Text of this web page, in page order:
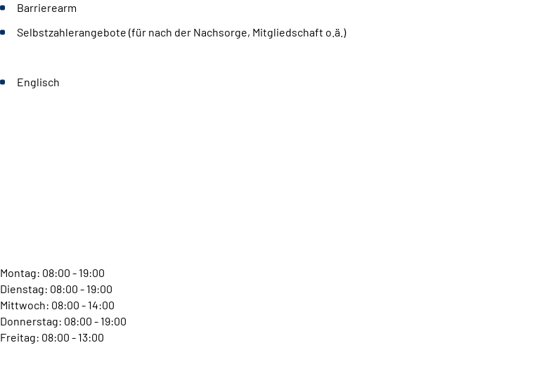
Barrierearm
Selbstzahlerangebote (für nach der Nachsorge, Mitgliedschaft o.ä.)
Englisch
Montag: 08:00 - 19:00
Dienstag: 08:00 - 19:00
Mittwoch: 08:00 - 14:00
Donnerstag: 08:00 - 19:00
Freitag: 08:00 - 13:00